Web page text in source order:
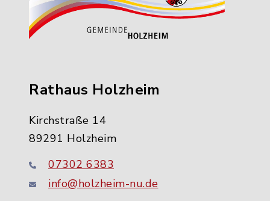
Rathaus Holzheim
Kirchstraße 14
89291 Holzheim
07302 6383
info@holzheim-nu.de